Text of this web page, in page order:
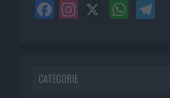
CATEGORIE